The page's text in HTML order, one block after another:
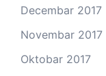
Decembar 2017
Novembar 2017
Oktobar 2017